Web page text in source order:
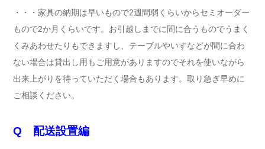
・・・家具の納期は早いもので2週間弱くらいからセミオーダー
もので2か月くらいです。お引越しまでに間に合うものでうまく
くみあわせたりもできますし、テーブルやいすなどが間に合わ
ない場合は貸出し用もご用意がありますのでそれを使いながら
出来上がりを待っていただく場合もあります。取り急ぎ早めに
ご相談ください。
Q 配送設置編